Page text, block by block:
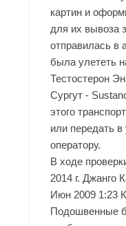
картин и
для их вывоза
отправилась в
была улететь
Тестостерон
Сургут -
этого
или передать
оператору.
В ходе
2014 г. Джанго
Июн 2009 1:23
Подошвенные